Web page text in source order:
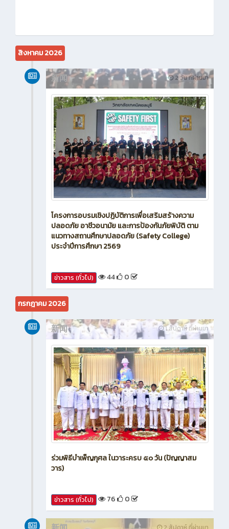
สิงหาคม 2026
2 วัน ที่ผ่านมา
新闻
โครงการอบรมเชิงปฏิบัติการเพื่อเสริมสร้างความ
ปลอดภัย อาชีวอนามัย และการป้องกันภัยพิบัติ ตาม
แนวทางสถานศึกษาปลอดภัย (Safety College)
ประจำปีการศึกษา 2569
ข่าวสาร (ทั่วไป) 44 0
กรกฎาคม 2026
1 สัปดาห์ ที่ผ่านมา
新闻
ร่วมพิธีบำเพ็ญกุศล ในวาระครบ ๕๐ วัน (ปัญญาสม
วาร)
ข่าวสาร (ทั่วไป) 76 0